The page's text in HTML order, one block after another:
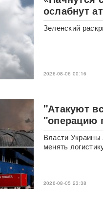
ослабнут
Зеленский
2026-08-06 00:16
"Атакуют
"операцию
Власти Украины
менять
2026-08-05 23:38